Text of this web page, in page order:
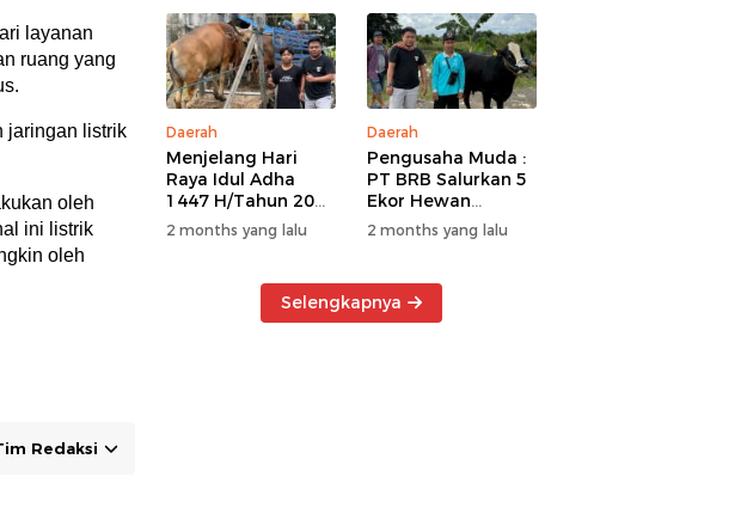
layanan
ruang yang
jaringan listrik
oleh
ini listrik
oleh
Redaksi
Daerah
Menjelang Hari
Raya Idul Adha
1447 H/Tahun 2026
M, PT BRB Salurkan
5 Ekor Hewan
2 months yang lalu
Daerah
Pengusaha Muda :
PT BRB Salurkan 5
Ekor Hewan
Kurban Kepada
Warga Khususnya
Operasional
2 months yang lalu
Selengkapnya